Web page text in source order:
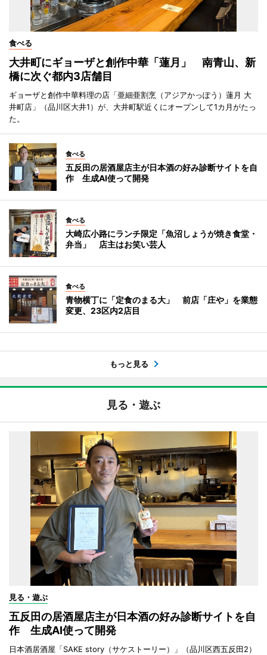
食べる
大井町にギョーザと創作中華「蓮月」 南青山、新
橋に次ぐ都内3店舗目
ギョーザと創作中華料理の店「亜細亜割烹（アジアかっぽう）蓮月 大
井町店」（品川区大井1）が、大井町駅近くにオープンして1カ月がたっ
た。
食べる
五反田の居酒屋店主が日本酒の好み診断サイトを自
作 生成AI使って開発
食べる
大崎広小路にランチ限定「魚沼しょうが焼き食堂・
弁当」 店主はお笑い芸人
食べる
青物横丁に「定食のまる大」 前店「庄や」を業態
変更、23区内2店目
もっと見る
見る・遊ぶ
見る・遊ぶ
五反田の居酒屋店主が日本酒の好み診断サイトを自
作 生成AI使って開発
日本酒居酒屋「SAKE story（サケストーリー）」（品川区西五反田2）